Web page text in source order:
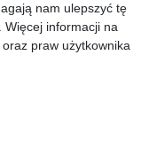
nam ulepszyć tę
informacji na
praw użytkownika